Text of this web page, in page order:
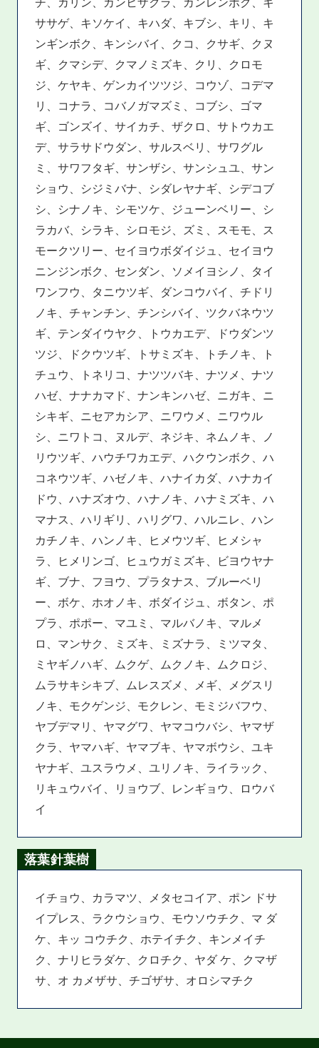
ササゲ、キソケイ、キハダ、キブシ、キリ、キ
ンギンボク、キンシバイ、クコ、クサギ、クヌ
ギ、クマシデ、クマノミズキ、クリ、クロモ
ジ、ケヤキ、ゲンカイツツジ、コウゾ、コデマ
リ、コナラ、コバノガマズミ、コブシ、ゴマ
ギ、ゴンズイ、サイカチ、ザクロ、サトウカエ
デ、サラサドウダン、サルスベリ、サワグル
ミ、サワフタギ、サンザシ、サンシュユ、サン
ショウ、シジミバナ、シダレヤナギ、シデコブ
シ、シナノキ、シモツケ、ジューンベリー、シ
ラカバ、シラキ、シロモジ、ズミ、スモモ、ス
モークツリー、セイヨウボダイジュ、セイヨウ
ニンジンボク、センダン、ソメイヨシノ、タイ
ワンフウ、タニウツギ、ダンコウバイ、チドリ
ノキ、チャンチン、チンシバイ、ツクバネウツ
ギ、テンダイウヤク、トウカエデ、ドウダンツ
ツジ、ドクウツギ、トサミズキ、トチノキ、ト
チュウ、トネリコ、ナツツバキ、ナツメ、ナツ
ハゼ、ナナカマド、ナンキンハゼ、ニガキ、ニ
シキギ、ニセアカシア、ニワウメ、ニワウル
シ、ニワトコ、ヌルデ、ネジキ、ネムノキ、ノ
リウツギ、ハウチワカエデ、ハクウンボク、ハ
コネウツギ、ハゼノキ、ハナイカダ、ハナカイ
ドウ、ハナズオウ、ハナノキ、ハナミズキ、ハ
マナス、ハリギリ、ハリグワ、ハルニレ、ハン
カチノキ、ハンノキ、ヒメウツギ、ヒメシャ
ラ、ヒメリンゴ、ヒュウガミズキ、ビヨウヤナ
ギ、ブナ、フヨウ、プラタナス、ブルーベリ
ー、ボケ、ホオノキ、ボダイジュ、ボタン、ポ
プラ、ポポー、マユミ、マルバノキ、マルメ
ロ、マンサク、ミズキ、ミズナラ、ミツマタ、
ミヤギノハギ、ムクゲ、ムクノキ、ムクロジ、
ムラサキシキブ、ムレスズメ、メギ、メグスリ
ノキ、モクゲンジ、モクレン、モミジバフウ、
ヤブデマリ、ヤマグワ、ヤマコウバシ、ヤマザ
クラ、ヤマハギ、ヤマブキ、ヤマボウシ、ユキ
ヤナギ、ユスラウメ、ユリノキ、ライラック、
リキュウバイ、リョウブ、レンギョウ、ロウバ
イ
落葉針葉樹
イチョウ、カラマツ、メタセコイア、ポン ドサ
イプレス、ラクウショウ、モウソウチク、マ ダ
ケ、キッ コウチク、ホテイチク、キンメイチ
ク、ナリヒラダケ、クロチク、ヤダ ケ、クマザ
サ、オ カメザサ、チゴザサ、オロシマチク